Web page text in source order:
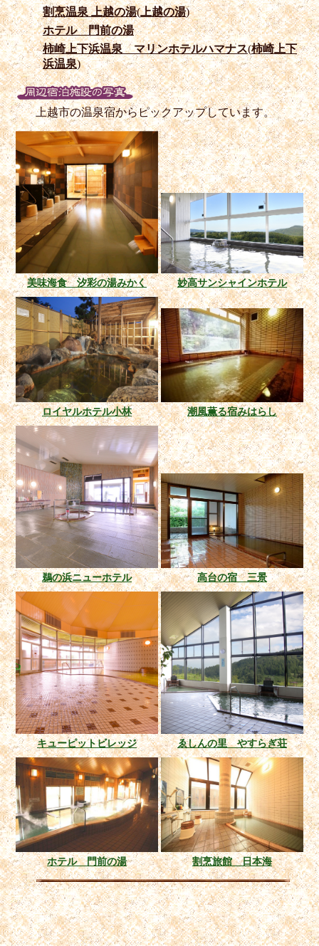
割烹温泉 上越の湯(上越の湯)
ホテル 門前の湯
柿崎上下浜温泉 マリンホテルハマナス(柿崎上下
浜温泉)
上越市の温泉宿からピックアップしています。
美味海食 汐彩の湯みかく 妙高サンシャインホテル
ロイヤルホテル小林 潮風薫る宿みはらし
鵜の浜ニューホテル 高台の宿 三景
キューピットビレッジ ゑしんの里 やすらぎ荘
ホテル 門前の湯 割烹旅館 日本海